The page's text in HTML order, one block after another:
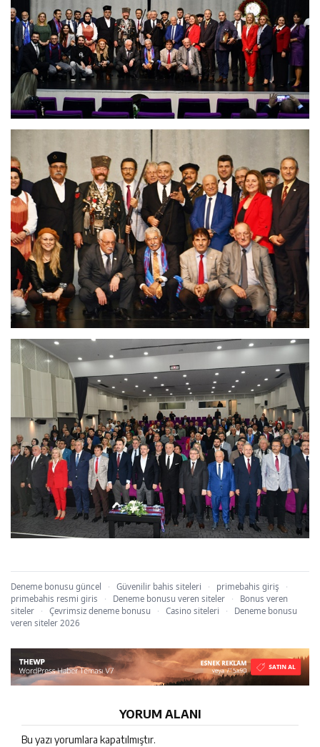
Deneme bonusu güncel · Güvenilir bahis siteleri · primebahis giriş
·
primebahis resmi giris
· Deneme bonusu veren siteler ·
Bonus veren
siteler
· Çevrimsiz deneme bonusu · Casino siteleri ·
Deneme bonusu
veren siteler 2026
YORUM ALANI
Bu yazı yorumlara kapatılmıştır.